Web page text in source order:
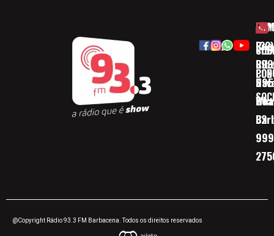
(32)
32
@Copyright Rádio 93.3 FM Barbacena. Todos os direitos reservados